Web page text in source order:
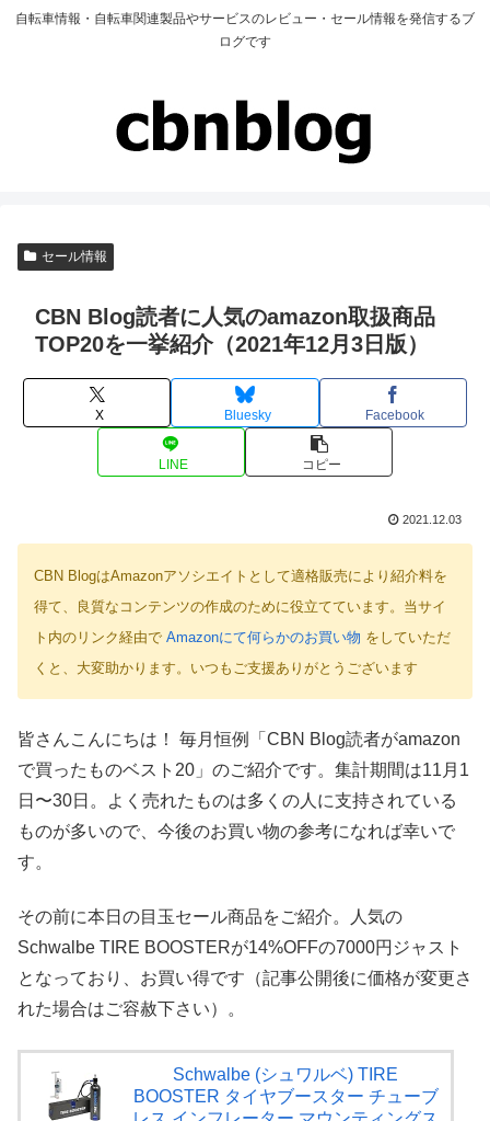
自転車情報・自転車関連製品やサービスのレビュー・セール情報を発信するブ
ログです
セール情報
CBN Blog読者に人気のamazon取扱商品
TOP20を一挙紹介（2021年12月3日版）
X Bluesky Facebook
LINE コピー
2021.12.03
CBN BlogはAmazonアソシエイトとして適格販売により紹介料を
得て、良質なコンテンツの作成のために役立てています。当サイ
ト内のリンク経由で Amazonにて何らかのお買い物 をしていただ
くと、大変助かります。いつもご支援ありがとうございます
皆さんこんにちは！ 毎月恒例「CBN Blog読者がamazon
で買ったものベスト20」のご紹介です。集計期間は11月1
日〜30日。よく売れたものは多くの人に支持されている
ものが多いので、今後のお買い物の参考になれば幸いで
す。
その前に本日の目玉セール商品をご紹介。人気の
Schwalbe TIRE BOOSTERが14%OFFの7000円ジャスト
となっており、お買い得です（記事公開後に価格が変更さ
れた場合はご容赦下さい）。
Schwalbe (シュワルベ) TIRE
BOOSTER タイヤブースター チューブ